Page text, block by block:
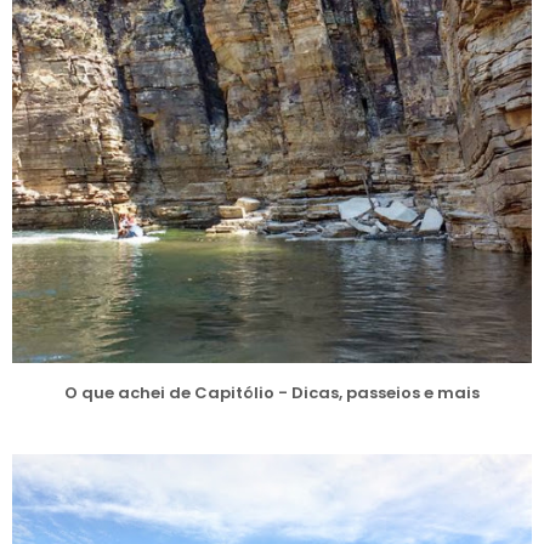
O que achei de Capitólio - Dicas, passeios e mais